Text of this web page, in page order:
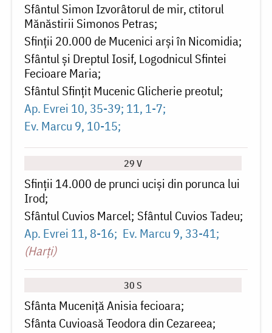
Sfântul Simon Izvorâtorul de mir, ctitorul
Mănăstirii Simonos Petras
Sfinții 20.000 de Mucenici arși în Nicomidia
Sfântul și Dreptul Iosif, Logodnicul Sfintei
Fecioare Maria
Sfântul Sfinţit Mucenic Glicherie preotul
Ap. Evrei 10, 35-39; 11, 1-7
Ev. Marcu 9, 10-15
29 V
Sfinții 14.000 de prunci uciși din porunca lui
Irod
Sfântul Cuvios Marcel Sfântul Cuvios Tadeu
Ap. Evrei 11, 8-16 Ev. Marcu 9, 33-41
(Harți)
30 S
Sfânta Muceniță Anisia fecioara
Sfânta Cuvioasă Teodora din Cezareea